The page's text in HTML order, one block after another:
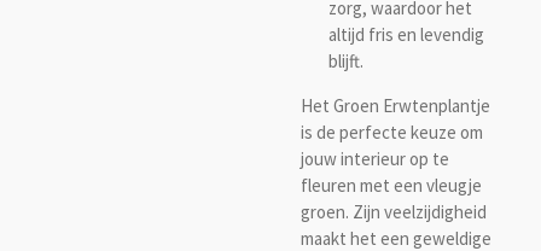
zorg, waardoor het
altijd fris en levendig
blijft.
Het Groen Erwtenplantje
is de perfecte keuze om
jouw interieur op te
fleuren met een vleugje
groen. Zijn veelzijdigheid
maakt het een geweldige